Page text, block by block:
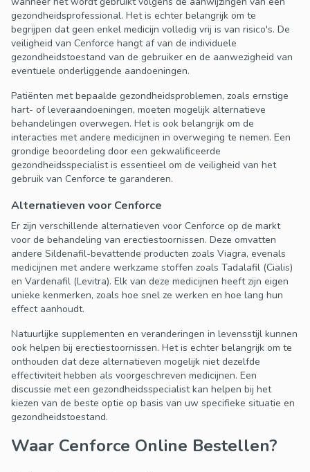
gezondheidsprofessional. Het is echter belangrijk om te
begrijpen dat geen enkel medicijn volledig vrij is van risico's. De
veiligheid van Cenforce hangt af van de individuele
gezondheidstoestand van de gebruiker en de aanwezigheid van
eventuele onderliggende aandoeningen.
Patiënten met bepaalde gezondheidsproblemen, zoals ernstige
hart- of leveraandoeningen, moeten mogelijk alternatieve
behandelingen overwegen. Het is ook belangrijk om de
interacties met andere medicijnen in overweging te nemen. Een
grondige beoordeling door een gekwalificeerde
gezondheidsspecialist is essentieel om de veiligheid van het
gebruik van Cenforce te garanderen.
Alternatieven voor Cenforce
Er zijn verschillende alternatieven voor Cenforce op de markt
voor de behandeling van erectiestoornissen. Deze omvatten
andere Sildenafil-bevattende producten zoals Viagra, evenals
medicijnen met andere werkzame stoffen zoals Tadalafil (Cialis)
en Vardenafil (Levitra). Elk van deze medicijnen heeft zijn eigen
unieke kenmerken, zoals hoe snel ze werken en hoe lang hun
effect aanhoudt.
Natuurlijke supplementen en veranderingen in levensstijl kunnen
ook helpen bij erectiestoornissen. Het is echter belangrijk om te
onthouden dat deze alternatieven mogelijk niet dezelfde
effectiviteit hebben als voorgeschreven medicijnen. Een
discussie met een gezondheidsspecialist kan helpen bij het
kiezen van de beste optie op basis van uw specifieke situatie en
gezondheidstoestand.
Waar Cenforce Online Bestellen?